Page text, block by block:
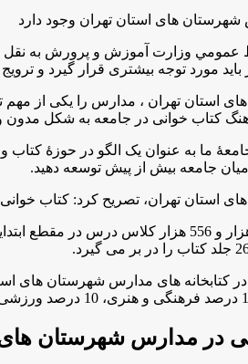
وزارت آموزش و پرورش به نقل از
مورد توجه بیشتری قرار گیرد و
تهران ، مدارس را یکی از مهم
کتاب خوانی در جامعه به شکل مدون و
ما به عنوان یک الگو در حوزۀ کتاب
جامعه بیش از پیش توسعه دهید.
تهران، تصريح كرد: کتاب خوانی